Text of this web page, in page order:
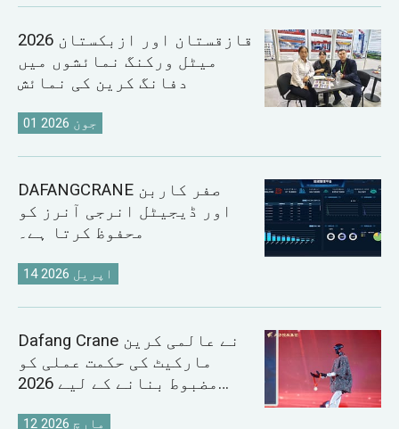
2026 قازقستان اور ازبکستان
میٹل ورکنگ نمائشوں میں
دفانگ کرین کی نمائش
01 جون 2026
DAFANGCRANE صفر کاربن
اور ڈیجیٹل انرجی آنرز کو
محفوظ کرتا ہے۔
14 اپریل 2026
Dafang Crane نے عالمی کرین
مارکیٹ کی حکمت عملی کو
مضبوط بنانے کے لیے 2026
12 مارچ 2026